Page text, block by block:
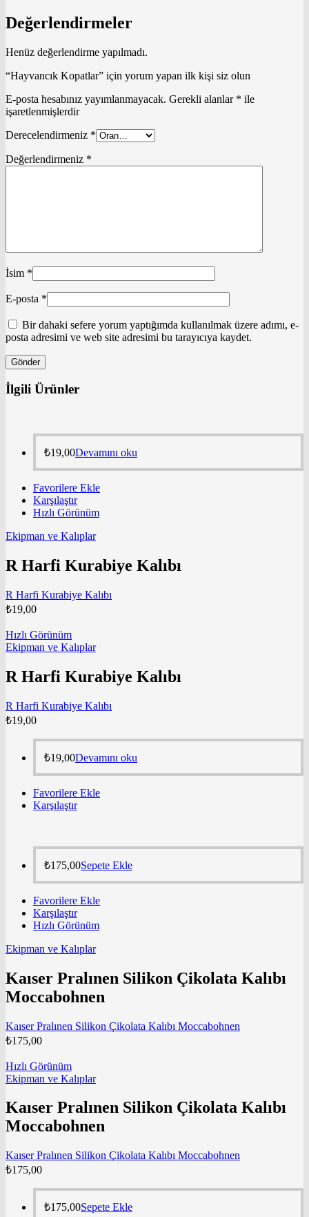
Değerlendirmeler
Henüz değerlendirme yapılmadı.
“Hayvancık Kopatlar” için yorum yapan ilk kişi siz olun
E-posta hesabınız yayımlanmayacak. Gerekli alanlar * ile
işaretlenmişlerdir
Derecelendirmeniz *
Değerlendirmeniz *
İsim *
E-posta *
Bir dahaki sefere yorum yaptığımda kullanılmak üzere adımı, e-
posta adresimi ve web site adresimi bu tarayıcıya kaydet.
İlgili Ürünler
₺19,00Devamını oku
Favorilere Ekle
Karşılaştır
Hızlı Görünüm
Ekipman ve Kalıplar
R Harfi Kurabiye Kalıbı
R Harfi Kurabiye Kalıbı
₺19,00
Hızlı Görünüm
Ekipman ve Kalıplar
R Harfi Kurabiye Kalıbı
R Harfi Kurabiye Kalıbı
₺19,00
₺19,00Devamını oku
Favorilere Ekle
Karşılaştır
₺175,00Sepete Ekle
Favorilere Ekle
Karşılaştır
Hızlı Görünüm
Ekipman ve Kalıplar
Kaıser Pralınen Silikon Çikolata Kalıbı
Moccabohnen
Kaıser Pralınen Silikon Çikolata Kalıbı Moccabohnen
₺175,00
Hızlı Görünüm
Ekipman ve Kalıplar
Kaıser Pralınen Silikon Çikolata Kalıbı
Moccabohnen
Kaıser Pralınen Silikon Çikolata Kalıbı Moccabohnen
₺175,00
₺175,00Sepete Ekle